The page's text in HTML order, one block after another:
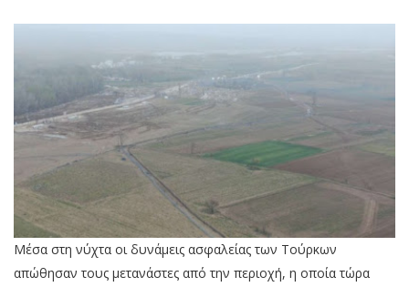
Μέσα στη νύχτα οι δυνάμεις ασφαλείας των Τούρκων
απώθησαν τους μετανάστες από την περιοχή, η οποία τώρα